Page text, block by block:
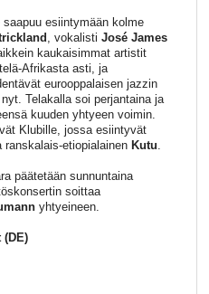
esiintymään kolme
, vokalisti José James
kaukaisimmat artistit
Afrikasta asti, ja
eurooppalaisen jazzin
Telakalla soi perjantaina ja
kuuden yhtyeen voimin.
Klubille, jossa esiintyvät
etiopialainen Kutu.
päätetään sunnuntaina
soittaa
yhtyeineen.
(DE)